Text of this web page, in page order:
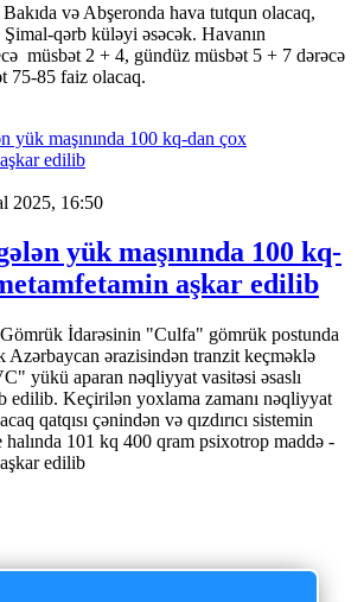
və Abşeronda hava tutqun olacaq,
Şimal-qərb küləyi əsəcək. Havanın
müsbət 2 + 4, gündüz müsbət 5 + 7 dərəcə
75-85 faiz olacaq.
2025, 16:50
yük maşınında 100 kq-
aşkar edilib
İdarəsinin "Culfa" gömrük postunda
Azərbaycan ərazisindən tranzit keçməklə
yükü aparan nəqliyyat vasitəsi əsaslı
edilib. Keçirilən yoxlama zamanı nəqliyyat
qatqısı çənindən və qızdırıcı sistemin
halında 101 kq 400 qram psixotrop maddə -
edilib